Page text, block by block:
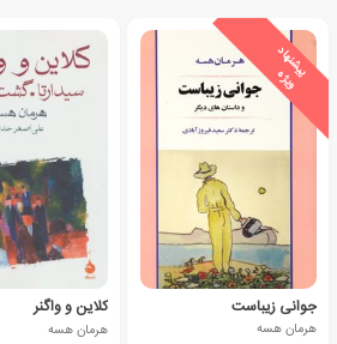
پ
ی
ش
ن
ه
ا
د
و
ی
ژ
ه
جوانی زیباست
هرمان هسه
کلاین و واگنر
هرمان هسه